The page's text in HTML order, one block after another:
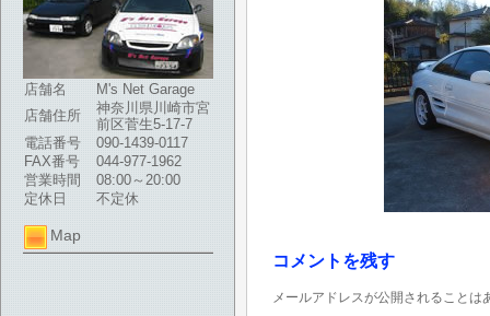
店舗名
M's Net Garage
店舗住所
神奈川県川崎市宮
前区菅生5-17-7
電話番号
090-1439-0117
FAX番号
044-977-1962
営業時間
08:00～20:00
定休日
不定休
Map
コメントを残す
メールアドレスが公開されることは